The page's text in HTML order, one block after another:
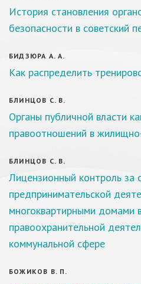
История становления
безопасности в советский
БИДЗЮРА А. А.
Как распределить
БЛИНЦОВ С. В.
Органы публичной власти
правоотношений в
БЛИНЦОВ С. В.
Лицензионный контроль за
предпринимательской
многоквартирными домами
правоохранительной
коммунальной сфере
БОЖИКОВ В. П.